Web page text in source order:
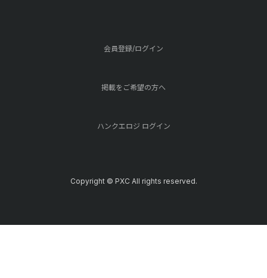
会員登録/ログイン
掲載をご希望の方へ
ハンクエロジ ログイン
Copyright © PXC All rights reserved.